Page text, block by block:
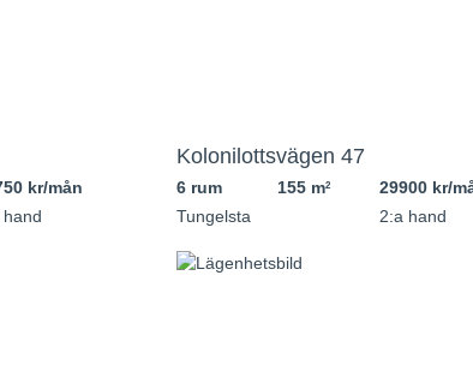
kr/mån
hand
Kolonilottsvägen 47
6 rum 155 m2
29900 kr/
Tungelsta
2:a hand